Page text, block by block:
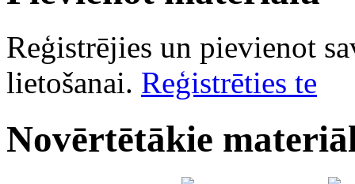
Reģistrējies un pievienot
lietošanai. Reģistrēties te
Novērtētākie